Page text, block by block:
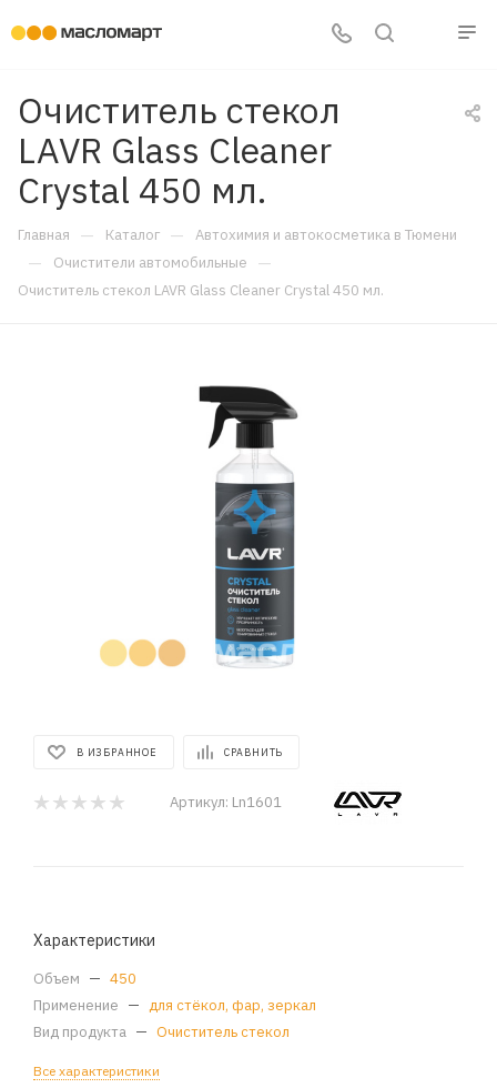
Очиститель стекол
LAVR Glass Cleaner
Crystal 450 мл.
Главная — Каталог — Автохимия и автокосметика в Тюмени
— Очистители автомобильные —
Очиститель стекол LAVR Glass Cleaner Crystal 450 мл.
В ИЗБРАННОЕ СРАВНИТЬ
Артикул: Ln1601
Характеристики
Объем — 450
Применение — для стёкол, фар, зеркал
Вид продукта — Очиститель стекол
Все характеристики